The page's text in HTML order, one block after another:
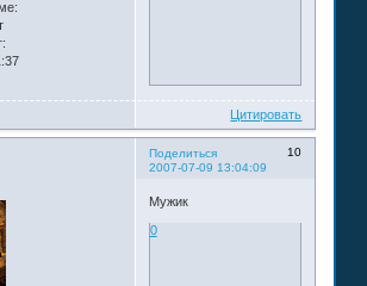
Цитировать
Поделиться
10
2007-07-09 13:04:09
Мужик
0